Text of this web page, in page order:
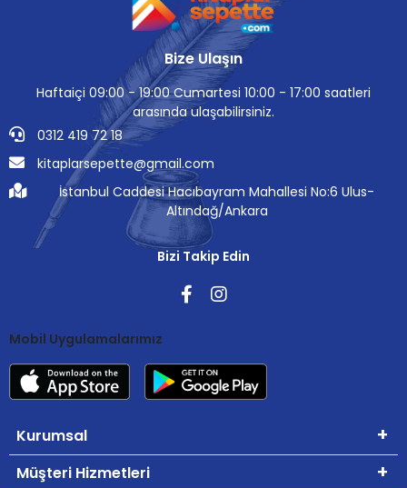
Bize Ulaşın
Haftaiçi 09:00 - 19:00 Cumartesi 10:00 - 17:00 saatleri
arasında ulaşabilirsiniz.
0312 419 72 18
kitaplarsepette@gmail.com
İstanbul Caddesi Hacıbayram Mahallesi No:6 Ulus-
Altındağ/Ankara
Bizi Takip Edin
Mobil Uygulamalarımız
Kurumsal
Müşteri Hizmetleri